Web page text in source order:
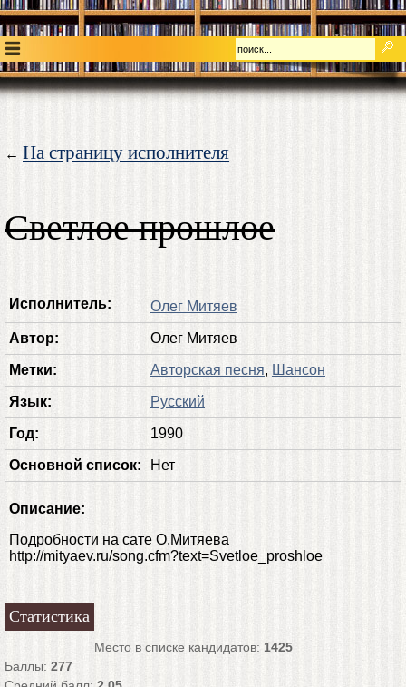
← На страницу исполнителя
Светлое прошлое
Исполнитель: Олег Митяев
Автор: Олег Митяев
Метки: Авторская песня, Шансон
Язык: Русский
Год: 1990
Основной список: Нет
Описание:
Подробности на сате О.Митяева
http://mityaev.ru/song.cfm?text=Svetloe_proshloe
Статистика
Место в списке кандидатов: 1425
Баллы: 277